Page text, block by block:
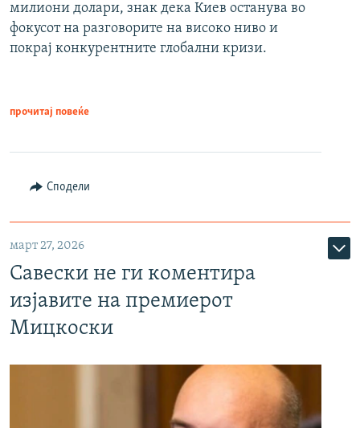
милиони долари, знак дека Киев останува во
фокусот на разговорите на високо ниво и
покрај конкурентните глобални кризи.
прочитај повеќе
Сподели
март 27, 2026
Савески не ги коментира
изјавите на премиерот
Мицкоски